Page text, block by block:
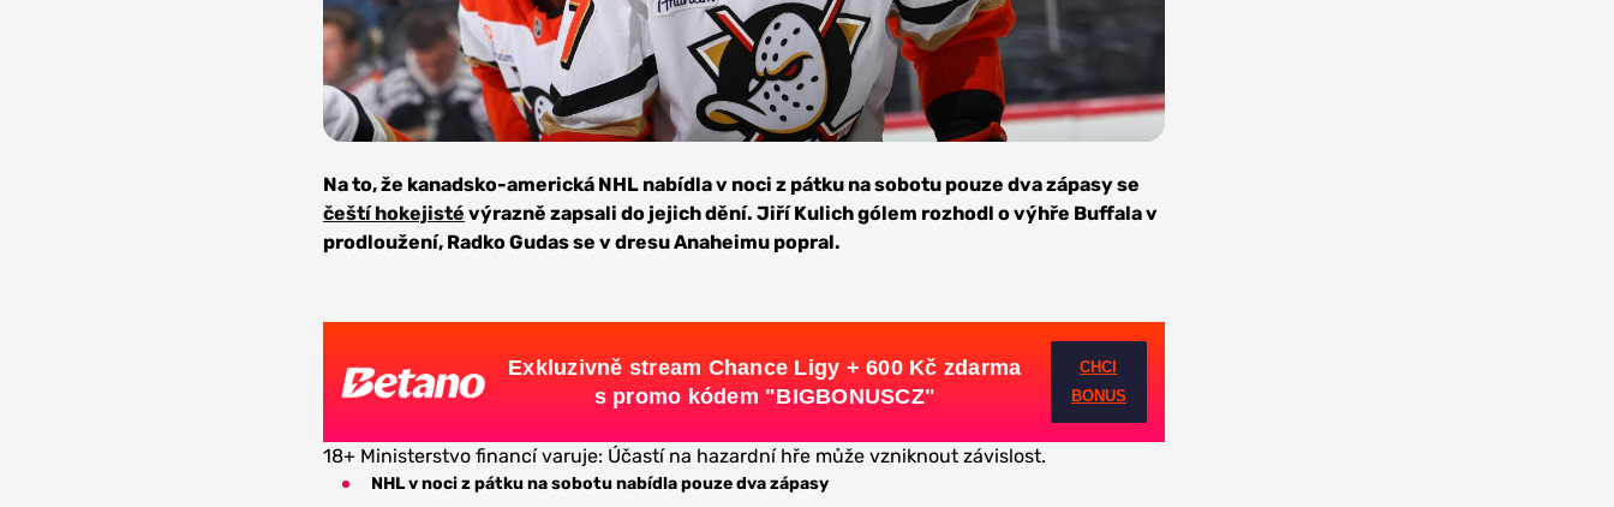
Getty Images
Na to, že kanadsko-americká NHL nabídla v noci z pátku na sobotu pouze dva zápasy se
čeští hokejisté výrazně zapsali do jejich dění. Jiří Kulich gólem rozhodl o výhře Buffala v
prodloužení, Radko Gudas se v dresu Anaheimu popral.
Exkluzivně stream Chance Ligy + 600 Kč zdarma
s promo kódem "BIGBONUSCZ"
CHCI
BONUS
18+ Ministerstvo financí varuje: Účastí na hazardní hře může vzniknout závislost.
NHL v noci z pátku na sobotu nabídla pouze dva zápasy